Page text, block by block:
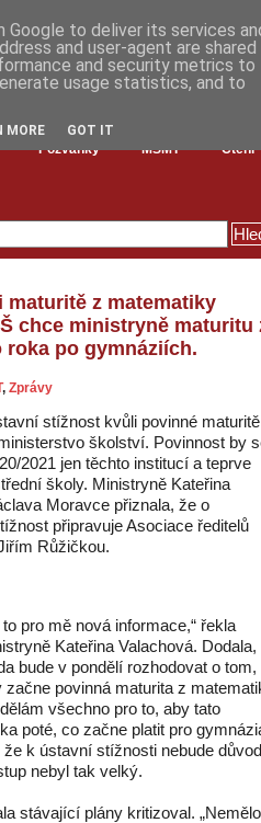
Pozvánky MŠMT Čtení
z matematiky
chce ministryně maturitu
po gymnáziích.
, Zprávy
stížnost kvůli povinné
školství. Povinnost by
2021 jen těchto institucí a teprve
školy. Ministryně Kateřina
Moravce přiznala, že o
připravuje Asociace ředitelů
Růžičkou.
to pro mě nová informace,“ řekla
Kateřina Valachová. Dodala,
bude v pondělí rozhodovat o tom,
začne povinná maturita z
všechno pro to, aby tato
poté, co začne platit pro
k ústavní stížnosti nebude
nebyl tak velký.
stávající plány kritizoval.
Google to deliver its services
and user-agent are shared
and security metrics to
usage statistics, and to
MORE GOT IT